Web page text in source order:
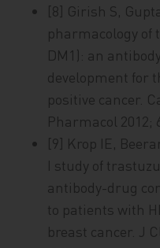
[8] Girish S,
pharmacology
DM1): an
development for
positive cancer.
Pharmacol 2012;
[9] Krop IE,
I study of
antibody-drug
to patients with
breast cancer. J